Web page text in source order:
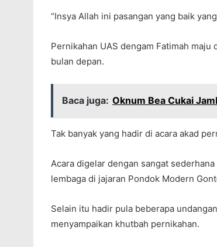
“Insya Allah ini pasangan yang baik
Pernikahan UAS dengam Fatimah
bulan depan.
Baca juga: Oknum Bea Cukai
Tak banyak yang hadir di acara akad
Acara digelar dengan sangat
lembaga di jajaran Pondok Modern
Selain itu hadir pula beberapa
menyampaikan khutbah pernikahan.